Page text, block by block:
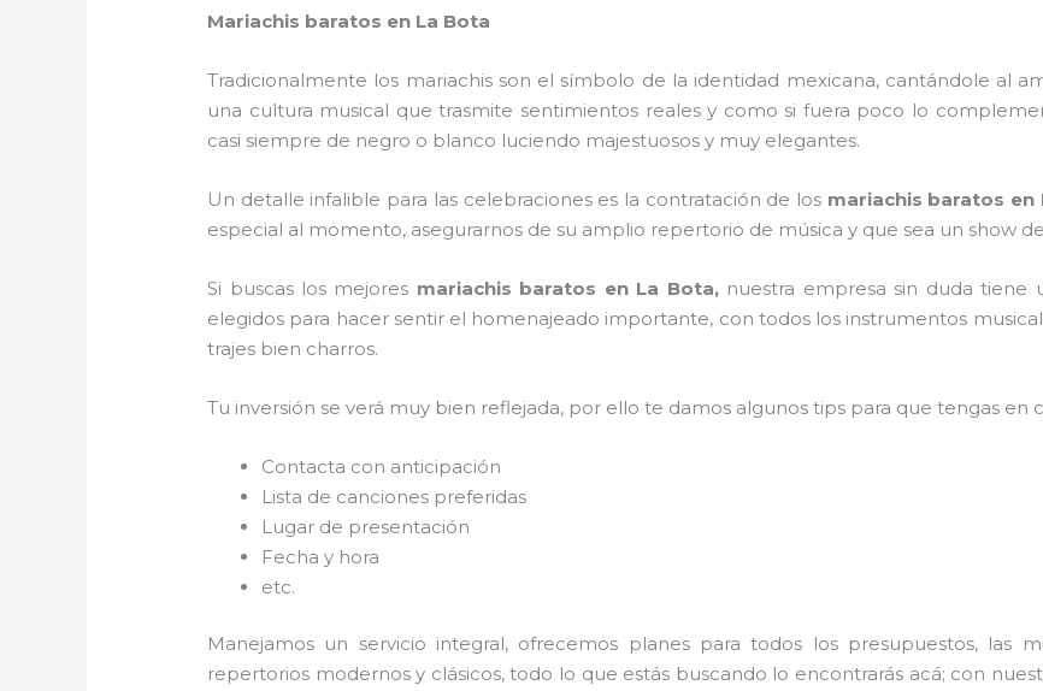
Mariachis baratos en La Bota
Tradicionalmente los mariachis son el símbolo de la identidad mexicana, cantándole al
una cultura musical que trasmite sentimientos reales y como si fuera poco lo
casi siempre de negro o blanco luciendo majestuosos y muy elegantes.
Un detalle infalible para las celebraciones es la contratación de los mariachis baratos en
especial al momento, asegurarnos de su amplio repertorio de música y que sea un show
Si buscas los mejores mariachis baratos en La Bota, nuestra empresa sin duda tiene
elegidos para hacer sentir el homenajeado importante, con todos los instrumentos
trajes bien charros.
Tu inversión se verá muy bien reflejada, por ello te damos algunos tips para que tengas en
Contacta con anticipación
Lista de canciones preferidas
Lugar de presentación
Fecha y hora
etc.
Manejamos un servicio integral, ofrecemos planes para todos los presupuestos, las
repertorios modernos y clásicos, todo lo que estás buscando lo encontrarás acá; con